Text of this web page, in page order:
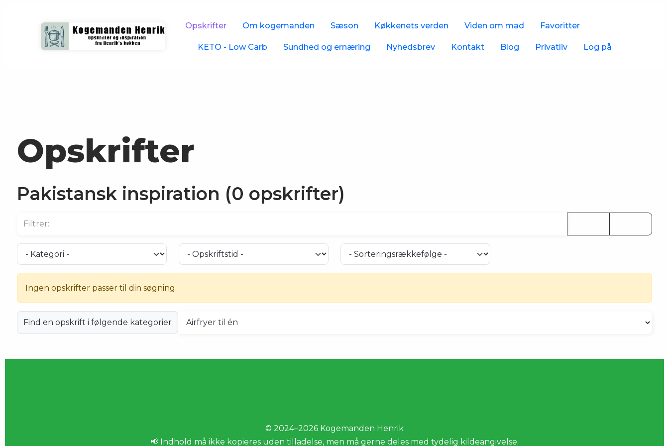
Opskrifter Om kogemanden Sæson Køkkenets verden Viden om mad Favoritter
KETO - Low Carb Sundhed og ernæring Nyhedsbrev Kontakt Blog Privatliv Log på
Opskrifter
Pakistansk inspiration (0 opskrifter)
Ingen opskrifter passer til din søgning
Find en opskrift i følgende kategorier
© 2024–2026 Kogemanden Henrik
📢 Indhold må ikke kopieres uden tilladelse, men må gerne deles med tydelig kildeangivelse.